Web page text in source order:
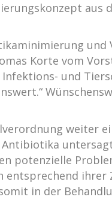
aus
Korte vom
und
weiter
potenzielle
ihrer
in der